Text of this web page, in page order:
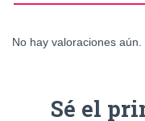
No hay valoraciones aún.
Sé el